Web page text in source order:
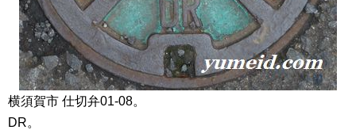
横須賀市 仕切弁01-08。
DR。